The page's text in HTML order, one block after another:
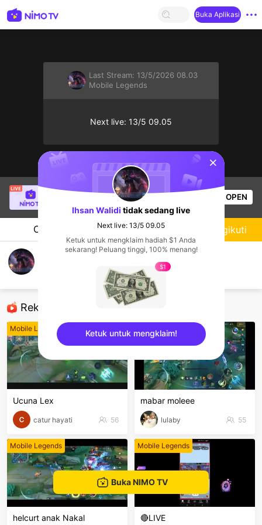
Buka Aplikasi
Last Stream: 13/5/2026 08.03
Mobile Legends
Next live: 13/5 09.05
SBTC Clearsedang siaran langsung!
League of Legends
7.5k OPEN
Chat Streamer
otw honor guys
Rekomendasi
Mobile Legends
Ucuna Lex
catur hayati 56
Mobile Legends
mabar moleee
lulaby 55
Mobile Legends
helcurt anak Nakal
Mobile Legends
🔴LIVE
Mengikuti
Buka NIMO TV
sentinelStart
Ihsan Walidi tidak sedang live
Next live: 13/5 09.05
Ketuk untuk mengklaim hadiah $1 Anda
sekarang! Peluang tinggi, 100% menang!
$1
Ketuk untuk mengklaim!
sentinelEnd